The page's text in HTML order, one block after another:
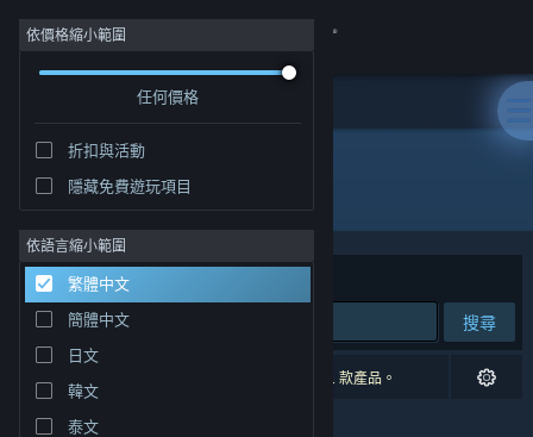
登入
社群
關於
客服
變更語言
取得 Steam 行動應用程式
依價格縮小範圍
任何價格
折扣與活動
隱藏免費遊玩項目
依語言縮小範圍
繁體中文
簡體中文
日文
韓文
泰文
發行商: Omnitale
排序依據 相關性
搜尋
0 項相符的搜尋結果。 已根據您的偏好設定排除 1 款產品。